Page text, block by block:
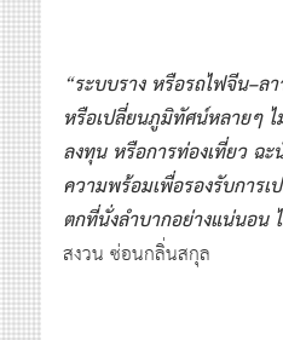
“ระบบราง หรือรถไฟจีน–ล
หรือเปลี่ยนภูมิทัศน์หลายๆ ไ
ลงทุน หรือการท่องเที่ยว ฉ
ความพร้อมเพื่อรองรับการ
ตกที่นั่งลำบากอย่างแน่นอน
สงวน ซ่อนกลิ่นสกุล